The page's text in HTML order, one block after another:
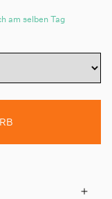
am selben Tag